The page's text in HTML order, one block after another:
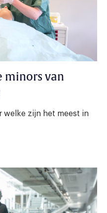
minors van
welke zijn het meest in